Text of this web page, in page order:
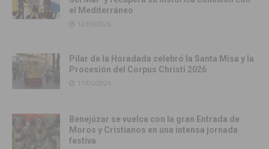
el Mediterráneo
12/06/2026
Pilar de la Horadada celebró la Santa Misa y la
Procesión del Corpus Christi 2026
11/06/2026
Benejúzar se vuelca con la gran Entrada de
Moros y Cristianos en una intensa jornada
festiva